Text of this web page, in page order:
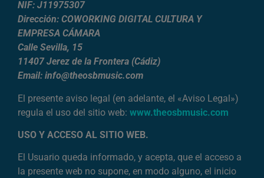
NIF: J11975307
Dirección: COWORKING DIGITAL CULTURA Y
EMPRESA CÁMARA
Calle Sevilla, 15
11407 Jerez de la Frontera (Cádiz)
Email: info@theosbmusic.com
El presente aviso legal (en adelante, el «Aviso Legal»)
regula el uso del sitio web: www.theosbmusic.com
USO Y ACCESO AL SITIO WEB.
El Usuario queda informado, y acepta, que el acceso a
la presente web no supone, en modo alguno, el inicio